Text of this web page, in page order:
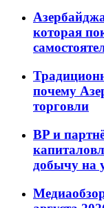
которая
почему
торговли
BP и
добычу на